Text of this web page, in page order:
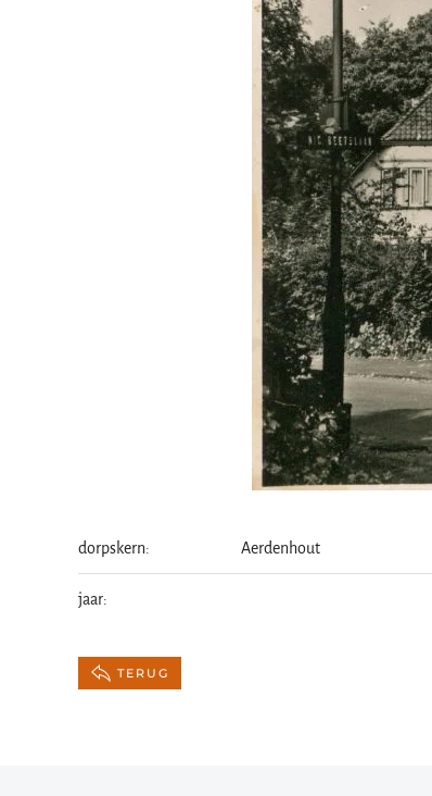
dorpskern: Aerdenhout
jaar:
TERUG